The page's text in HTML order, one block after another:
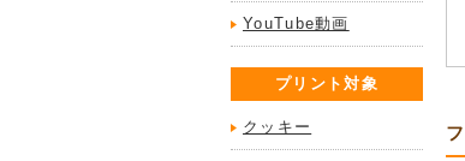
YouTube動画
プリント対象
クッキー